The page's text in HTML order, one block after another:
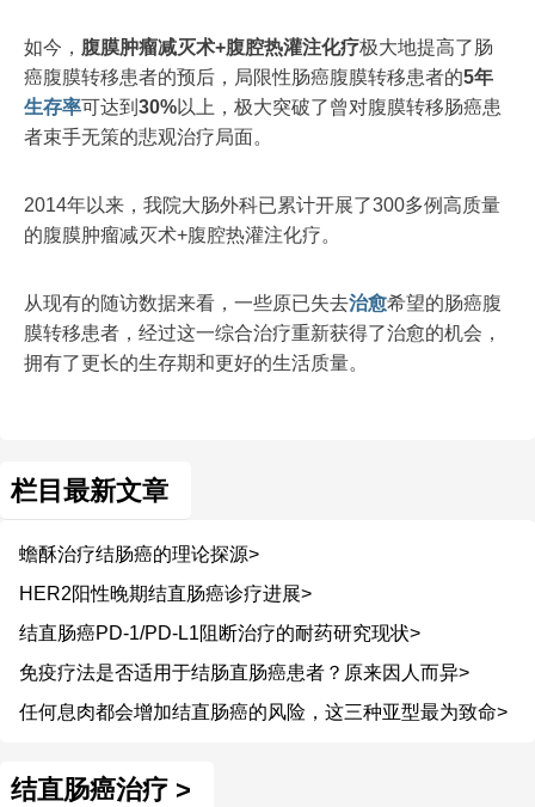
如今， 腹膜肿瘤减灭术+腹腔热灌注化疗极大地提高了肠
癌腹膜转移患者的预后，局限性肠癌腹膜转移患者的5年
生存率可达到 30%以上，极大突破了曾对腹膜转移肠癌患
者束手无策的悲观治疗局面。
2014年以来，我院大肠外科已累计开展了300多例高质量
的腹膜肿瘤减灭术+腹腔热灌注化疗。
从现有的随访数据来看，一些原已失去治愈希望的肠癌腹
膜转移患者，经过这一综合治疗重新获得了治愈的机会，
拥有了更长的生存期和更好的生活质量。
栏目最新文章
蟾酥治疗结肠癌的理论探源>
HER2阳性晚期结直肠癌诊疗进展>
结直肠癌PD-1/PD-L1阻断治疗的耐药研究现状>
免疫疗法是否适用于结肠直肠癌患者？原来因人而异>
任何息肉都会增加结直肠癌的风险，这三种亚型最为致命>
结直肠癌治疗 >